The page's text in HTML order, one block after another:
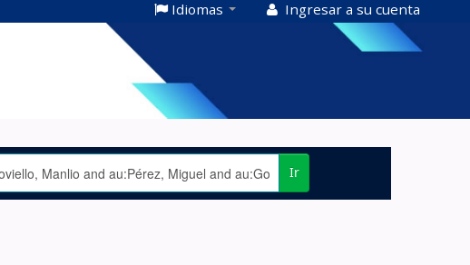
Idiomas Ingresar a su cuenta
Ir